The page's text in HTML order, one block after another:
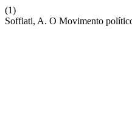
(1)
Soffiati, A. O Movimento